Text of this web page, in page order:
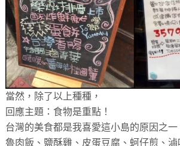
當然，除了以上種種，
回應主題：食物是重點！
台灣的美食都是我喜愛這小島的原因之一
魯肉飯、鹽酥雞、皮蛋豆腐、蚵仔煎、滷